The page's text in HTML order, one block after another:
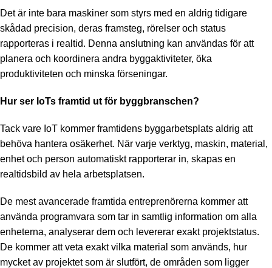
Det är inte bara maskiner som styrs med en aldrig tidigare
skådad precision, deras framsteg, rörelser och status
rapporteras i realtid. Denna anslutning kan användas för att
planera och koordinera andra byggaktiviteter, öka
produktiviteten och minska förseningar.
Hur ser IoTs framtid ut för byggbranschen?
Tack vare IoT kommer framtidens byggarbetsplats aldrig att
behöva hantera osäkerhet. När varje verktyg, maskin, material,
enhet och person automatiskt rapporterar in, skapas en
realtidsbild av hela arbetsplatsen.
De mest avancerade framtida entreprenörerna kommer att
använda programvara som tar in samtlig information om alla
enheterna, analyserar dem och levererar exakt projektstatus.
De kommer att veta exakt vilka material som används, hur
mycket av projektet som är slutfört, de områden som ligger